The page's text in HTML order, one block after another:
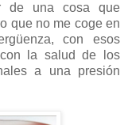
de una cosa que
que no me coge en
con esos
la salud de los
a una presión